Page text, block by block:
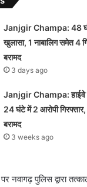
Janjgir Champa: 48 घंटे
खुलासा, 1 नाबालिग समेत 4
बरामद
3 days ago
Janjgir Champa: हाईवे
24 घंटे में 2 आरोपी
बरामद
3 weeks ago
नवागढ़ पुलिस द्वारा